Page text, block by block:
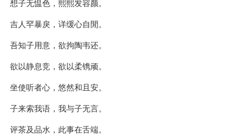
想子无愠色，熙熙发容颜。
吉人罕暴戾，详缓心自閒。
吾知子用意，欲拘陶韦还。
欲以静息竞，欲以柔镌顽。
坐使听者心，悠然和且安。
子来索我语，我与子无言。
评茶及品水，此事在舌端。